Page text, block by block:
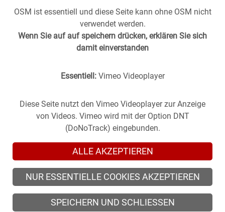
Stuttgart aus derVergangenheitin dieGegenwart
Historische Fotos aus Stuttgart im direkten Vergleich mit
zeitgenössischen Bildern.
© 2026 zeitsprung-stuttgart.de, alle Rechte vorbehalten
OSM ist essentiell und diese Seite kann ohne OSM nicht
verwendet werden.
Wenn Sie auf auf speichern drücken, erklären Sie sich
damit einverstanden
Essentiell:Vimeo Videoplayer
Diese Seite nutzt den Vimeo Videoplayer zur Anzeige
von Videos. Vimeo wird mit der Option DNT
(DoNoTrack) eingebunden.
ALLE AKZEPTIEREN
NUR ESSENTIELLE COOKIES AKZEPTIEREN
SPEICHERN UND SCHLIESSEN